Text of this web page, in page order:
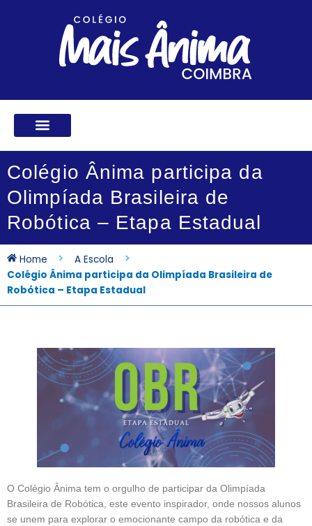
Colégio Ânima participa da
Olimpíada Brasileira de
Robótica – Etapa Estadual
Home
A Escola
Colégio Ânima participa da Olimpíada Brasileira de
Robótica – Etapa Estadual
O Colégio Ânima tem o orgulho de participar da Olimpíada
Brasileira de Robótica, este evento inspirador, onde nossos alunos
se unem para explorar o emocionante campo da robótica e da